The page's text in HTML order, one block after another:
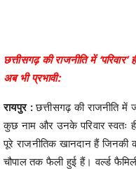
छत्तीसगढ़ की राजनीति में
अब भी प्रभावी:
रायपुर :छत्तीसगढ़ की राजनीति में
कुछ नाम और उनके परिवार स्वतः
पूरे राजनीतिक खानदान हैं जिनकी
चौपाल तक फैली हुई हैं। वर्ल्ड